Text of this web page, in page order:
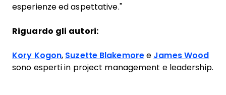
esperienze ed aspettative."
Riguardo gli autori:
Kory Kogon, Suzette Blakemoree James Wood
sono esperti in project management e leadership.